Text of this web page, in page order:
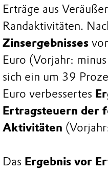
Erträge aus
Randaktivitäten.
Zinsergebnisses
Euro (Vorjahr:
sich ein um 39
Euro verbessertes
Ertragsteuern der
Aktivitäten
Das Ergebnis vor